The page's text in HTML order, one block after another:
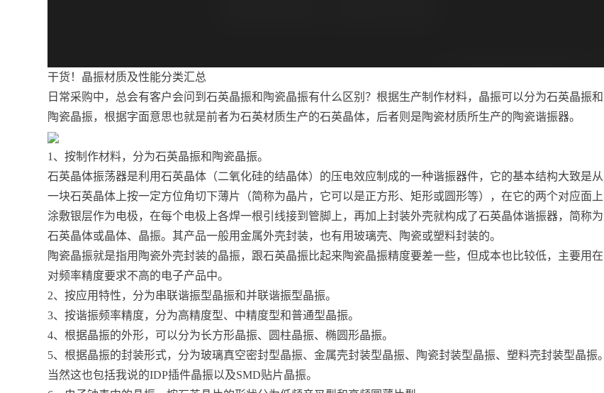
干货！晶振材质及性能分类汇总
日常采购中，总会有客户会问到石英晶振和陶瓷晶振有什么区别？根据生产制作材料，晶振可以分为石英晶振和
陶瓷晶振，根据字面意思也就是前者为石英材质生产的石英晶体，后者则是陶瓷材质所生产的陶瓷谐振器。
1、按制作材料，分为石英晶振和陶瓷晶振。
石英晶体振荡器是利用石英晶体（二氧化硅的结晶体）的压电效应制成的一种谐振器件，它的基本结构大致是从
一块石英晶体上按一定方位角切下薄片（简称为晶片，它可以是正方形、矩形或圆形等），在它的两个对应面上
涂敷银层作为电极，在每个电极上各焊一根引线接到管脚上，再加上封装外壳就构成了石英晶体谐振器，简称为
石英晶体或晶体、晶振。其产品一般用金属外壳封装，也有用玻璃壳、陶瓷或塑料封装的。
陶瓷晶振就是指用陶瓷外壳封装的晶振，跟石英晶振比起来陶瓷晶振精度要差一些，但成本也比较低，主要用在
对频率精度要求不高的电子产品中。
2、按应用特性，分为串联谐振型晶振和并联谐振型晶振。
3、按谐振频率精度，分为高精度型、中精度型和普通型晶振。
4、根据晶振的外形，可以分为长方形晶振、圆柱晶振、椭圆形晶振。
5、根据晶振的封装形式，分为玻璃真空密封型晶振、金属壳封装型晶振、陶瓷封装型晶振、塑料壳封装型晶振。
当然这也包括我说的IDP插件晶振以及SMD贴片晶振。